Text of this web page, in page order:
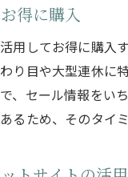
得に購入
用してお得に購入
り目や大型連休
、セール情報をい
るため、そのタイ